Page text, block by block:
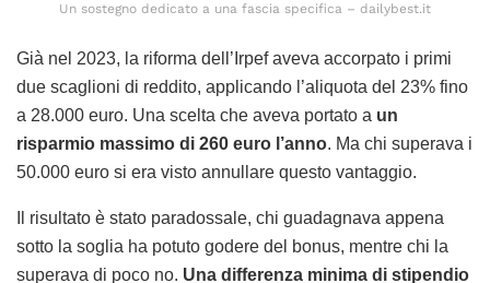
Un sostegno dedicato a una fascia specifica – dailybest.it
Già nel 2023, la riforma dell’Irpef aveva accorpato i primi
due scaglioni di reddito, applicando l’aliquota del 23% fino
a 28.000 euro. Una scelta che aveva portato a un
risparmio massimo di 260 euro l’anno. Ma chi superava i
50.000 euro si era visto annullare questo vantaggio.
Il risultato è stato paradossale, chi guadagnava appena
sotto la soglia ha potuto godere del bonus, mentre chi la
superava di poco no. Una differenza minima di stipendio